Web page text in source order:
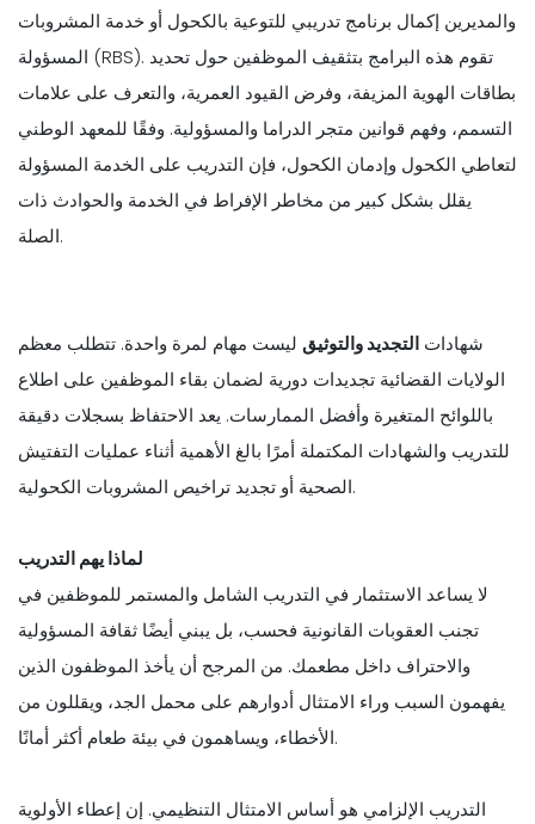
والمديرين إكمال برنامج تدريبي للتوعية بالكحول أو خدمة المشروبات
المسؤولة (RBS). تقوم هذه البرامج بتثقيف الموظفين حول تحديد
بطاقات الهوية المزيفة، وفرض القيود العمرية، والتعرف على علامات
التسمم، وفهم قوانين متجر الدراما والمسؤولية. وفقًا للمعهد الوطني
لتعاطي الكحول وإدمان الكحول، فإن التدريب على الخدمة المسؤولة
يقلل بشكل كبير من مخاطر الإفراط في الخدمة والحوادث ذات
الصلة.
شهادات التجديد والتوثيق ليست مهام لمرة واحدة. تتطلب معظم
الولايات القضائية تجديدات دورية لضمان بقاء الموظفين على اطلاع
باللوائح المتغيرة وأفضل الممارسات. يعد الاحتفاظ بسجلات دقيقة
للتدريب والشهادات المكتملة أمرًا بالغ الأهمية أثناء عمليات التفتيش
الصحية أو تجديد تراخيص المشروبات الكحولية.
لماذا يهم التدريب
لا يساعد الاستثمار في التدريب الشامل والمستمر للموظفين في
تجنب العقوبات القانونية فحسب، بل يبني أيضًا ثقافة المسؤولية
والاحتراف داخل مطعمك. من المرجح أن يأخذ الموظفون الذين
يفهمون السبب وراء الامتثال أدوارهم على محمل الجد، ويقللون من
الأخطاء، ويساهمون في بيئة طعام أكثر أمانًا.
التدريب الإلزامي هو أساس الامتثال التنظيمي. إن إعطاء الأولوية